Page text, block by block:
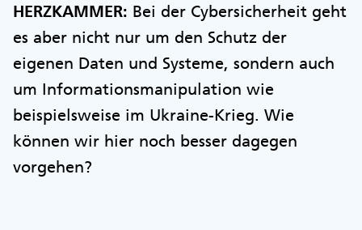
HERZKAMMER: Bei der Cybersicherheit geht
es aber nicht nur um den Schutz der
eigenen Daten und Systeme, sondern auch
um Informationsmanipulation wie
beispielsweise im Ukraine-Krieg. Wie
können wir hier noch besser dagegen
vorgehen?